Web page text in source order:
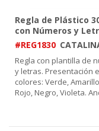
Regla de Plástico
con Números y
#REG1830
Regla con plantilla de
y letras. Presentación
colores: Verde,
Rojo, Negro, Violeta.